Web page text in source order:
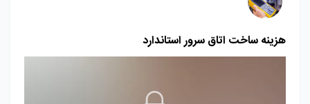
هزینه ساخت اتاق سرور استاندارد